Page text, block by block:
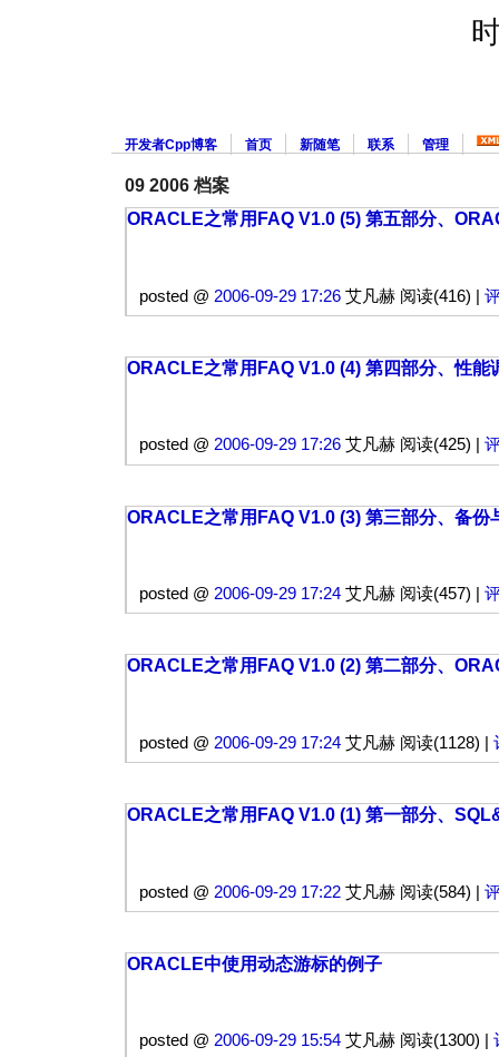
开发者Cpp博客 首页 新随笔 联系 管理
09 2006 档案
ORACLE之常用FAQ V1.0 (5) 第五部分、
posted @ 2006-09-29 17:26艾凡赫 阅读(416) |
ORACLE之常用FAQ V1.0 (4) 第四部分、性能
posted @ 2006-09-29 17:26艾凡赫 阅读(425) |
ORACLE之常用FAQ V1.0 (3) 第三部分、备份
posted @ 2006-09-29 17:24艾凡赫 阅读(457) |
ORACLE之常用FAQ V1.0 (2) 第二部分、
posted @ 2006-09-29 17:24艾凡赫 阅读(1128) |
ORACLE之常用FAQ V1.0 (1) 第一部分、
posted @ 2006-09-29 17:22艾凡赫 阅读(584) |
ORACLE中使用动态游标的例子
posted @ 2006-09-29 15:54艾凡赫 阅读(1300) |